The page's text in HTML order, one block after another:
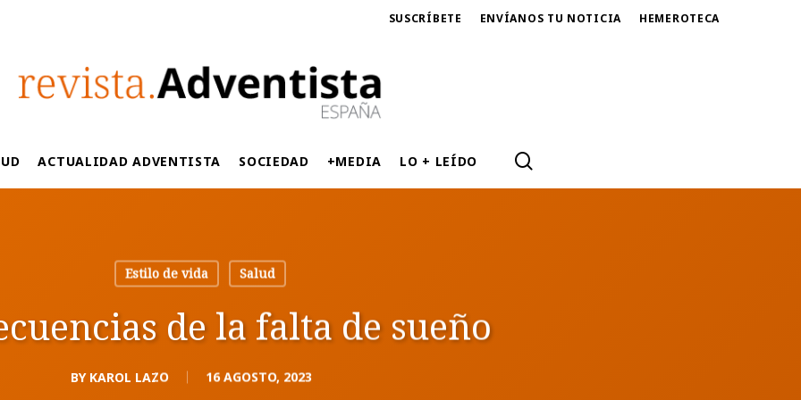
SUSCRÍBETE ENVÍANOS TU NOTICIA HEMEROTECA
ACTUALIDAD ADVENTISTA SOCIEDAD +MEDIA LO + LEÍDO
Estilo de vida Salud
de la falta de sueño
BY KAROL LAZO 16 AGOSTO, 2023